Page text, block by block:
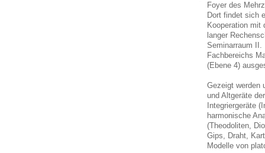
Foyer des
Dort findet sich
Kooperation mit
langer
Seminarraum II.
Fachbereichs
(Ebene 4)
Gezeigt werden
und Altgeräte
Integriergeräte
harmonische
(Theodoliten,
Gips, Draht,
Modelle von